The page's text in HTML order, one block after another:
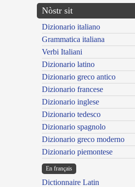
Nòstr sit
Dizionario italiano
Grammatica italiana
Verbi Italiani
Dizionario latino
Dizionario greco antico
Dizionario francese
Dizionario inglese
Dizionario tedesco
Dizionario spagnolo
Dizionario greco moderno
Dizionario piemontese
En français
Dictionnaire Latin